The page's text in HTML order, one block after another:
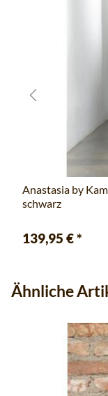
Anastasia by
schwarz
139,95 €*
Ähnliche